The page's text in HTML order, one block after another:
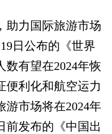
力国际旅游市场
日公布的《世界
数有望在2024年恢
便利化和航空运力
游市场将在2024年
前发布的《中国出